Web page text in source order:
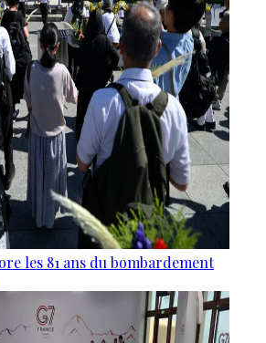
les 81 ans du bombardement